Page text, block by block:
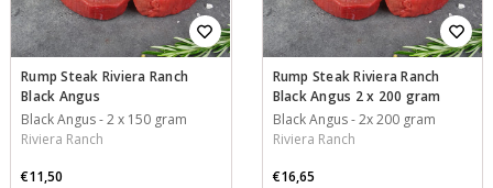
Rump Steak Riviera Ranch
Black Angus
Black Angus-2 x 150 gram
Riviera Ranch
€11,50
Rump Steak Riviera Ranch
Black Angus 2 x 200 gram
Black Angus -2x 200 gram
Riviera Ranch
€16,65